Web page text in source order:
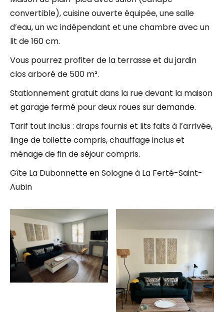
convertible), cuisine ouverte équipée, une salle
d’eau, un wc indépendant et une chambre avec un
lit de 160 cm.
Vous pourrez profiter de la terrasse et du jardin
clos arboré de 500 m².
Stationnement gratuit dans la rue devant la maison
et garage fermé pour deux roues sur demande.
Tarif tout inclus : draps fournis et lits faits à l’arrivée,
linge de toilette compris, chauffage inclus et
ménage de fin de séjour compris.
Gîte La Dubonnette en Sologne à La Ferté-Saint-
Aubin